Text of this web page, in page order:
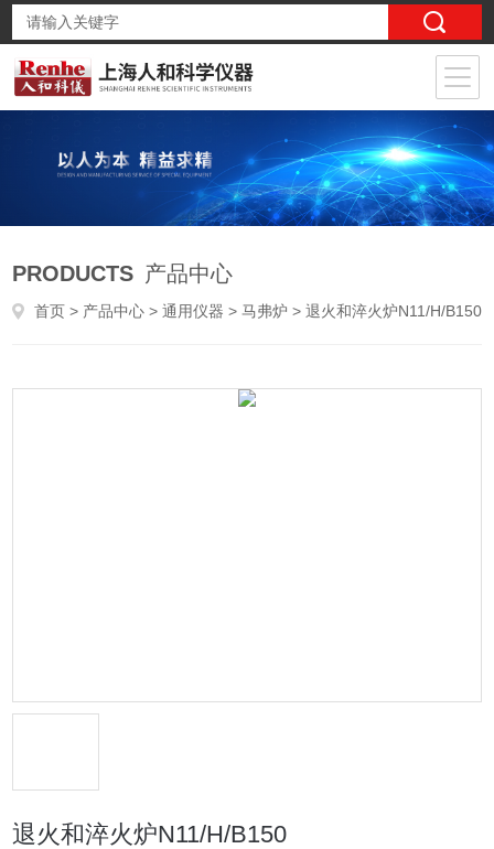
PRODUCTS 产品中心
首页 > 产品中心 >通用仪器 >马弗炉 > 退火和淬火炉N11/H/B150
退火和淬火炉N11/H/B150